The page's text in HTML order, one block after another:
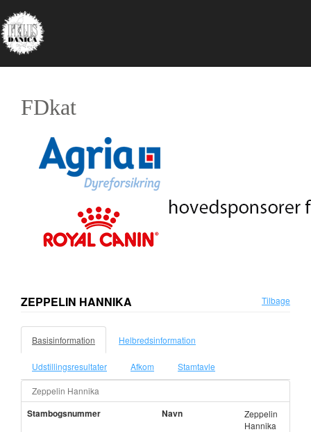
FDkat
ZEPPELIN HANNIKA Tilbage
Basisinformation Helbredsinformation
Udstillingsresultater Afkom Stamtavle
Zeppelin Hannika
Stambogsnummer Navn
Zeppelin
Hannika